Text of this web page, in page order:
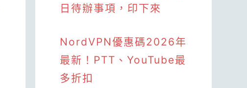
日待辦事項，印下來
NordVPN優惠碼2026年
最新！PTT、YouTube最
多折扣